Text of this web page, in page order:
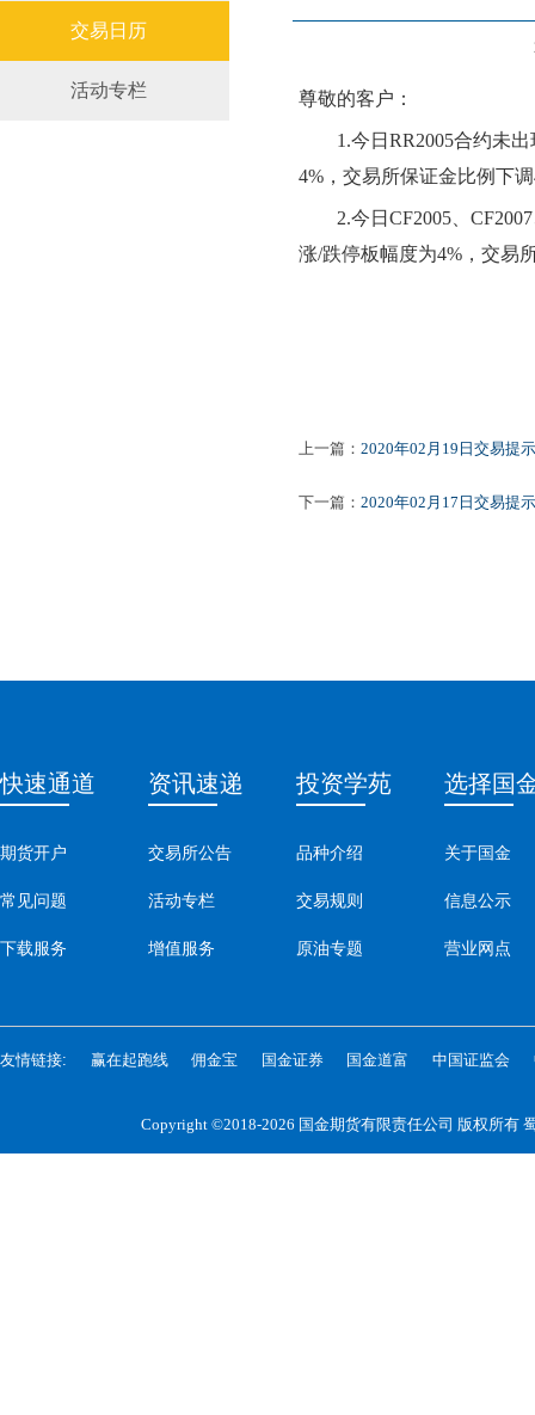
交易日历
活动专栏 尊敬的客户：
1.今日 RR2005合约未出
4%，交易所保证金比例下调
2.今日 CF2005、
涨/跌停板幅度为4%，交易
上一篇： 2020年02月19日交易提示
下一篇： 2020年02月17日交易提示
快速通道
期货开户
常见问题
下载服务
资讯速递
交易所公告
活动专栏
增值服务
投资学苑
品种介绍
交易规则
原油专题
选择国
关于国金
信息公示
营业网点
友情链接: 赢在起跑线 佣金宝 国金证券 国金道富 中国证监会
Copyright ©2018-2026 国金期货有限责任公司 版权所有